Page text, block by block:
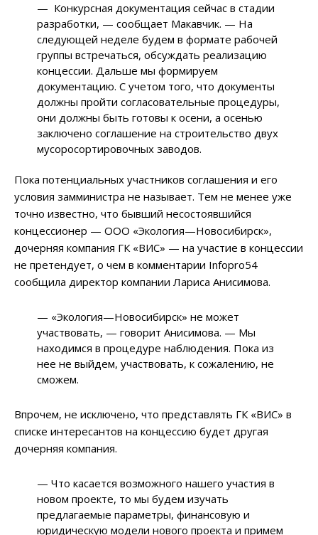
— Конкурсная документация сейчас в стадии
разработки, — сообщает Макавчик. — На
следующей неделе будем в формате рабочей
группы встречаться, обсуждать реализацию
концессии. Дальше мы формируем
документацию. С учетом того, что документы
должны пройти согласовательные процедуры,
они должны быть готовы к осени, а осенью
заключено соглашение на строительство двух
мусоросортировочных заводов.
Пока потенциальных участников соглашения и его
условия замминистра не называет. Тем не менее уже
точно известно, что бывший несостоявшийся
концессионер — ООО «Экология—Новосибирск»,
дочерняя компания ГК «ВИС» — на участие в концессии
не претендует, о чем в комментарии Infopro54
сообщила директор компании Лариса Анисимова.
— «Экология—Новосибирск» не может
участвовать, — говорит Анисимова. — Мы
находимся в процедуре наблюдения. Пока из
нее не выйдем, участвовать, к сожалению, не
сможем.
Впрочем, не исключено, что представлять ГК «ВИС» в
списке интересантов на концессию будет другая
дочерняя компания.
— Что касается возможного нашего участия в
новом проекте, то мы будем изучать
предлагаемые параметры, финансовую и
юридическую модели нового проекта и примем